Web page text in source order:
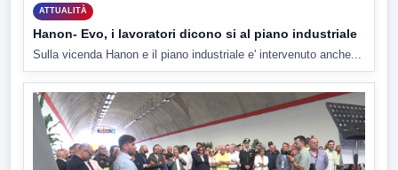
ATTUALITÀ
Hanon- Evo, i lavoratori dicono si al piano industriale
Sulla vicenda Hanon e il piano industriale e' intervenuto anche...